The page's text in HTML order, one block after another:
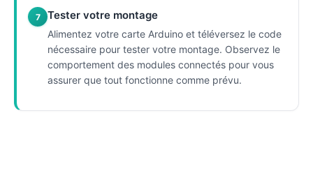
7 Tester votre montage
Alimentez votre carte Arduino et téléversez le code
nécessaire pour tester votre montage. Observez le
comportement des modules connectés pour vous
assurer que tout fonctionne comme prévu.